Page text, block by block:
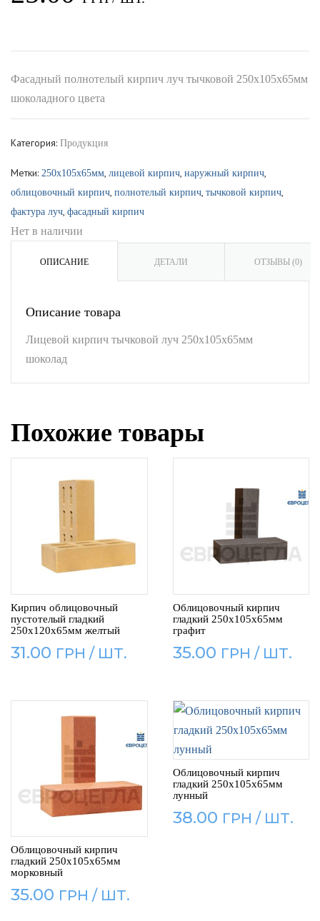
Фасадный полнотелый кирпич луч тычковой 250x105x65мм
шоколадного цвета
Категория: Продукция
Метки: 250x105x65мм, лицевой кирпич, наружный кирпич,
облицовочный кирпич, полнотелый кирпич, тычковой кирпич,
фактура луч, фасадный кирпич
Нет в наличии
ОПИСАНИЕ ДЕТАЛИ ОТЗЫВЫ (0)
Описание товара
Лицевой кирпич тычковой луч 250x105x65мм
шоколад
Похожие товары
Кирпич облицовочный
пустотелый гладкий
250x120x65мм желтый
31.00
Облицовочный кирпич
гладкий 250x105x65мм
графит
35.00
Облицовочный кирпич
гладкий 250x105x65мм
морковный
35.00
Облицовочный кирпич
гладкий 250x105x65мм
лунный
38.00